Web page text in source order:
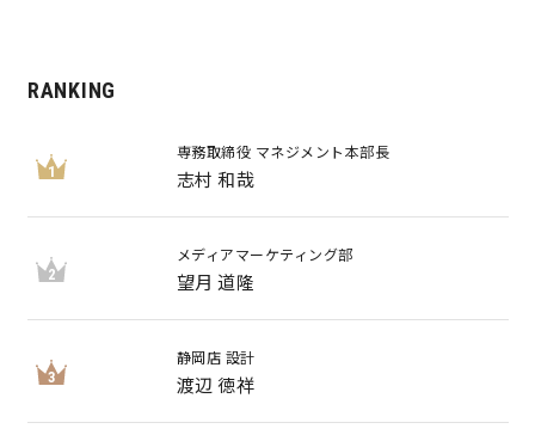
RANKING
1
専務取締役 マネジメント本部長
志村 和哉
2
メディアマーケティング部
望月 道隆
3
静岡店 設計
渡辺 徳祥